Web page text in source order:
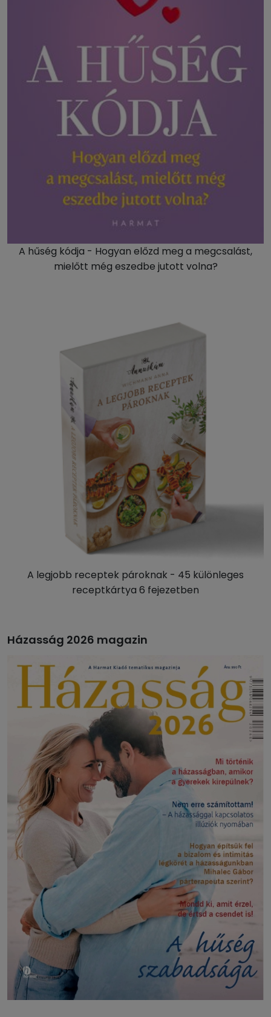
A hűség kódja - Hogyan előzd meg a megcsalást,
mielőtt még eszedbe jutott volna?
A legjobb receptek pároknak - 45 különleges
receptkártya 6 fejezetben
Házasság 2026 magazin